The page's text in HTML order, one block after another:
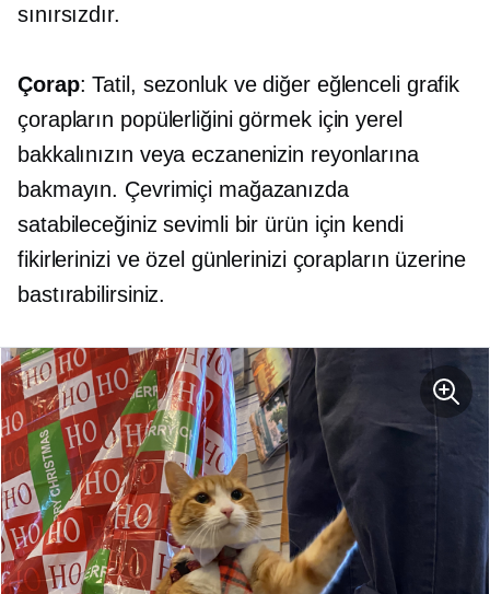
sınırsızdır.
Çorap: Tatil, sezonluk ve diğer eğlenceli grafik
çorapların popülerliğini görmek için yerel
bakkalınızın veya eczanenizin reyonlarına
bakmayın. Çevrimiçi mağazanızda
satabileceğiniz sevimli bir ürün için kendi
fikirlerinizi ve özel günlerinizi çorapların üzerine
bastırabilirsiniz.